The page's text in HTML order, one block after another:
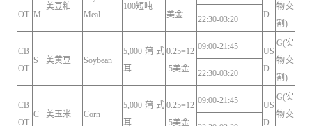
OT M
美豆粕
Meal
100短吨
美金
D
物交
割)
22:30-03:20
CB
OT
S 美黄豆 Soybean
5,000蒲式
耳
0.25=12
.5美金
09:00-21:45
US
D
G(实
物交
割)
22:30-03:20
CB
OT
C 美玉米 Corn
5,000蒲式
耳
0.25=12
.5美金
09:00-21:45
US
D
G(实
物交